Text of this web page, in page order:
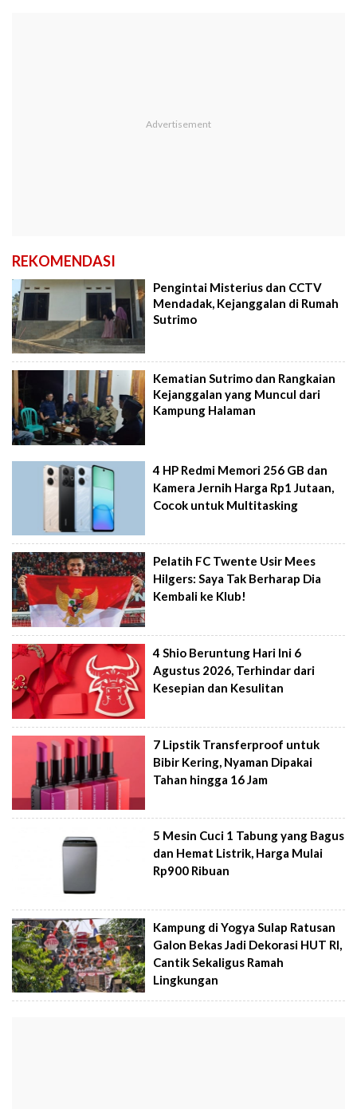
REKOMENDASI
Pengintai Misterius dan CCTV
Mendadak, Kejanggalan di Rumah
Sutrimo
Kematian Sutrimo dan Rangkaian
Kejanggalan yang Muncul dari
Kampung Halaman
4 HP Redmi Memori 256 GB dan
Kamera Jernih Harga Rp1 Jutaan,
Cocok untuk Multitasking
Pelatih FC Twente Usir Mees
Hilgers: Saya Tak Berharap Dia
Kembali ke Klub!
4 Shio Beruntung Hari Ini 6
Agustus 2026, Terhindar dari
Kesepian dan Kesulitan
7 Lipstik Transferproof untuk
Bibir Kering, Nyaman Dipakai
Tahan hingga 16 Jam
5 Mesin Cuci 1 Tabung yang Bagus
dan Hemat Listrik, Harga Mulai
Rp900 Ribuan
Kampung di Yogya Sulap Ratusan
Galon Bekas Jadi Dekorasi HUT RI,
Cantik Sekaligus Ramah
Lingkungan